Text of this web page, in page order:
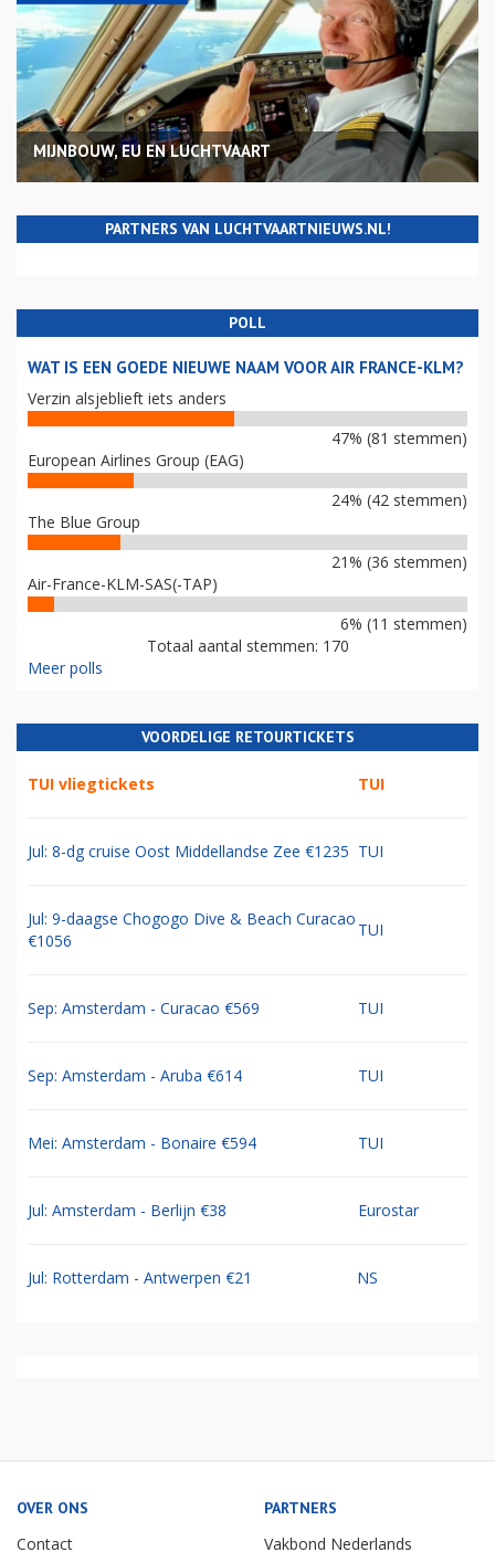
MIJNBOUW, EU EN LUCHTVAART
PARTNERS VAN LUCHTVAARTNIEUWS.NL!
POLL
WAT IS EEN GOEDE NIEUWE NAAM VOOR AIR FRANCE-KLM?
Verzin alsjeblieft iets anders
47% (81 stemmen)
European Airlines Group (EAG)
24% (42 stemmen)
The Blue Group
21% (36 stemmen)
Air-France-KLM-SAS(-TAP)
6% (11 stemmen)
Totaal aantal stemmen: 170
Meer polls
VOORDELIGE RETOURTICKETS
TUI vliegtickets TUI
Jul: 8-dg cruise Oost Middellandse Zee €1235 TUI
Jul: 9-daagse Chogogo Dive & Beach Curacao
€1056
TUI
Sep: Amsterdam - Curacao €569 TUI
Sep: Amsterdam - Aruba €614 TUI
Mei: Amsterdam - Bonaire €594 TUI
Jul: Amsterdam - Berlijn €38 Eurostar
Jul: Rotterdam - Antwerpen €21 NS
OVER ONS
Contact
PARTNERS
Vakbond Nederlands